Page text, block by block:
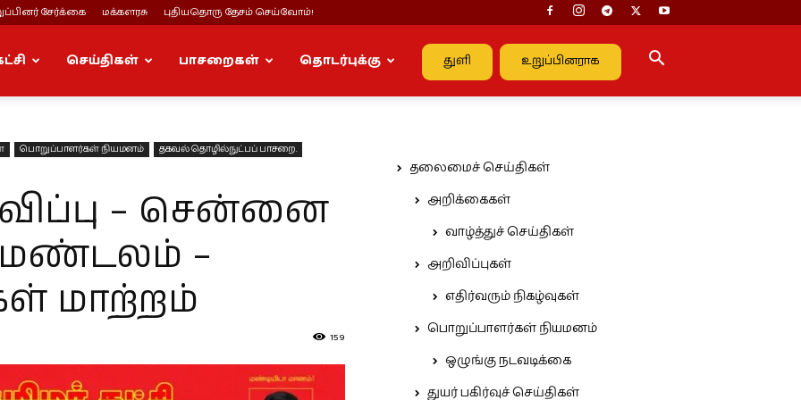
சேர்க்கை மக்களரசு புதியதொரு தேசம் செய்வோம்!
துளி உறுப்பினராக
செய்திகள் பாசறைகள் தொடர்புக்கு
பொறுப்பாளர்கள் நியமனம்
தகவல் தொழில்நுட்பப் பாசறை.
– சென்னை
–
மாற்றம்
159
தலைமைச் செய்திகள்
அறிக்கைகள்
வாழ்த்துச் செய்திகள்
அறிவிப்புகள்
எதிர்வரும் நிகழ்வுகள்
பொறுப்பாளர்கள் நியமனம்
ஒழுங்கு நடவடிக்கை
துயர் பகிர்வுச் செய்திகள்